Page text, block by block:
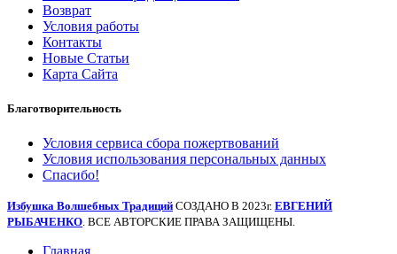
Возврат
Условия работы
Контакты
Новые Статьи
Карта Сайта
Благотворительность
Условия сервиса сбора пожертвований
Условия использования персональных данных
Спасибо!
Избушка Волшебных Традиций СОЗДАНО В 2023г. ЕВГЕНИЙ
РЫБАЧЕНКО. ВСЕ АВТОРСКИЕ ПРАВА ЗАЩИЩЕНЫ.